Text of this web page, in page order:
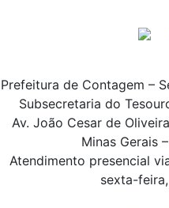
Prefeitura de Contagem –
Subsecretaria do
Av. João Cesar de
Minas Gerais
Atendimento presencial
sexta-